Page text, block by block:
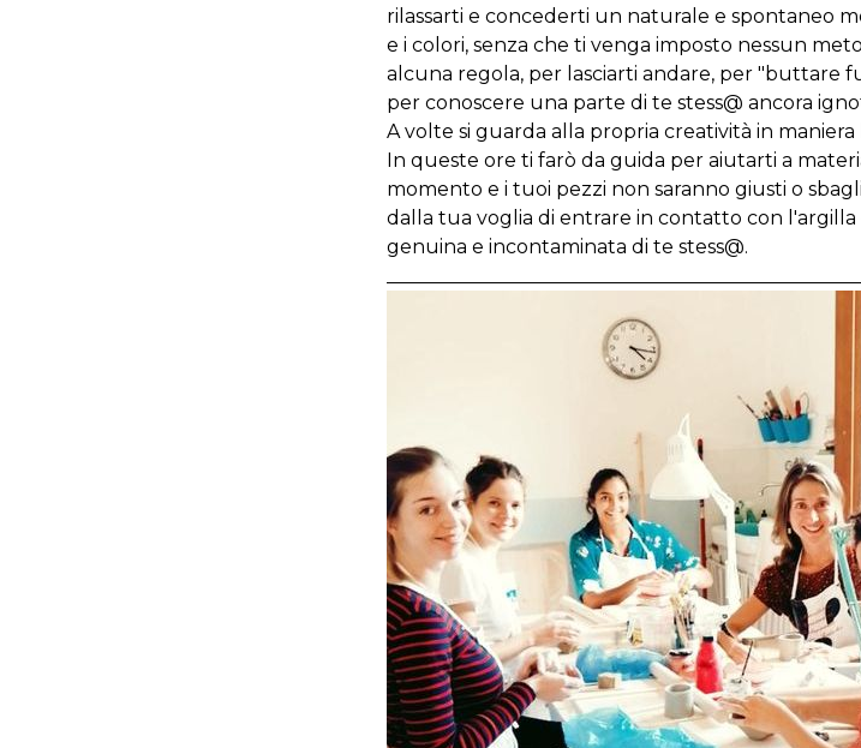
rilassarti e concederti un naturale e spontaneo
e i colori, senza che ti venga imposto nessun
alcuna regola, per lasciarti andare, per "buttare
per conoscere una parte di te stess@ ancora
A volte si guarda alla propria creatività in
In queste ore ti farò da guida per aiutarti a
momento e i tuoi pezzi non saranno giusti o
dalla tua voglia di entrare in contatto con
genuina e incontaminata di te stess@.